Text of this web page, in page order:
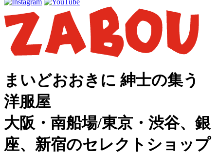
まいどおおきに 紳士の集う
洋服屋
大阪・南船場/東京・渋谷、銀
座、新宿のセレクトショップ